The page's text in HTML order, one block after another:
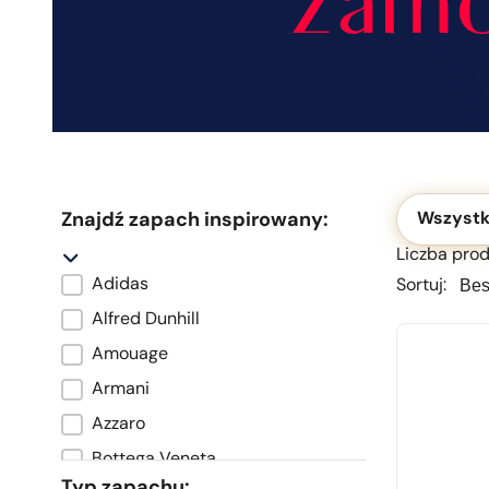
Znajdź zapach inspirowany:
Marka oryginału
Adidas
Alfred Dunhill
Amouage
Armani
Azzaro
Bottega Veneta
Liczba
Sortuj: